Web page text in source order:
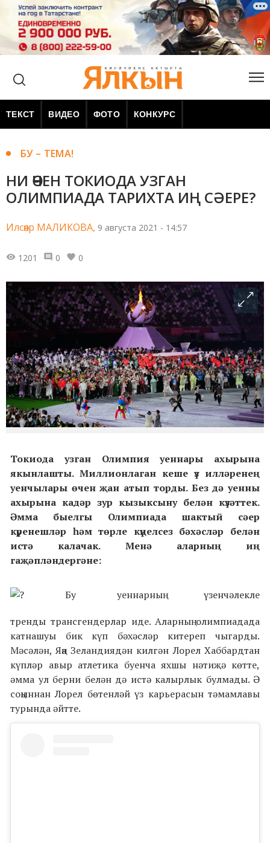
ТЕКСТ ВИДЕО ФОТО КОНКУРС
БУ – ТЕМА!
НИ ӨЧЕН ТОКИОДА УЗГАН
ОЛИМПИАДА ТАРИХТА ИҢ СӘЕРЕ?
Илсөяр МАЛИКОВА, 9 августа 2021 - 14:57
1201 0 0
Токиода узган Олимпия уеннары ахырына
якынлашты. Миллионлаган кеше үз илләренең
уенчылары өчен җан атып торды. Без дә уенны
ахырына кадәр зур кызыксыну белән күзәттек.
Әмма быелгы Олимпиада шактый сәер
күренешләр һәм төрле күңелсез бәхәсләр белән
истә калачак. Менә аларның иң
гаҗәпләндергәне:
Бу уеннарның үзенчәлекле
тренды трансгендерлар иде. Аларның олимпиадада
катнашуы бик күп бәхәсләр китереп чыгарды.
Мәсәлән, Яңа Зеландиядән килгән Лорел Хаббардтан
күпләр авыр атлетика буенча яхшы нәтиҗә көтте,
әмма ул берни белән дә истә калырлык булмады. Ә
соңыннан Лорел бөтенләй үз карьерасын тәмамлавы
турында әйтте.